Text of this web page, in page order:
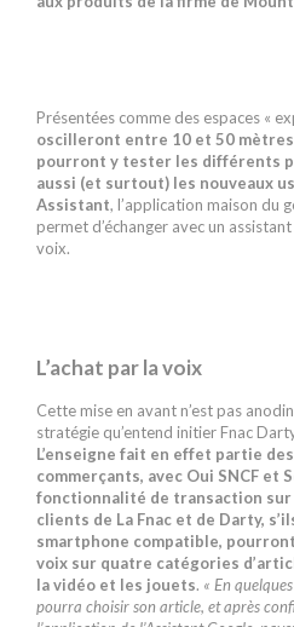
Présentées comme des espaces «
oscilleront entre 10 et 50
pourront y tester les différents
aussi (et surtout) les nouveaux
Assistant, l’application maison du
permet d’échanger avec un
voix.
L’achat par la voix
Cette mise en avant n’est pas
stratégie qu’entend initier Fnac
L’enseigne fait en effet partie
commerçants, avec Oui SNCF et
fonctionnalité de transaction sur
clients de La Fnac et de Darty,
smartphone compatible,
voix sur quatre catégories
la vidéo et les jouets. « En
pourra choisir son article, et après